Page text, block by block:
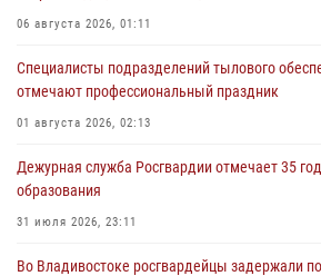
06 августа 2026, 01:11
Специалисты подразделений тылового
отмечают профессиональный праздник
01 августа 2026, 02:13
Дежурная служба Росгвардии отмечает 35
образования
31 июля 2026, 23:11
Во Владивостоке росгвардейцы задержали